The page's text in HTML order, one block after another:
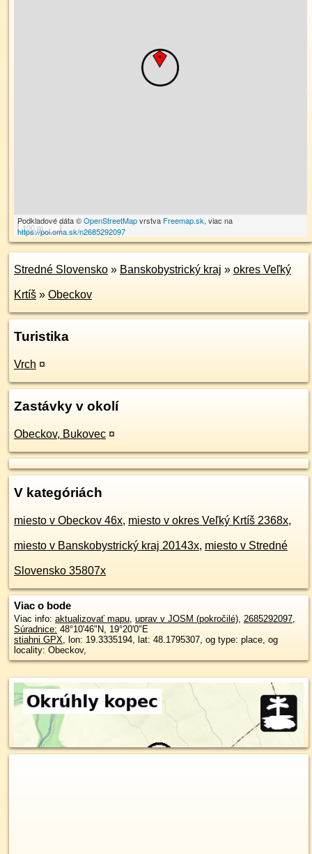
100 m
Podkladové dáta ©OpenStreetMapvrstva Freemap.sk, viac na
https://poi.oma.sk/n2685292097
Stredné Slovensko » Banskobystrický kraj » okres Veľký
Krtíš » Obeckov
Turistika
Vrch ¤
Zastávky v okolí
Obeckov, Bukovec ¤
V kategóriách
miesto v Obeckov 46x, miesto v okres Veľký Krtíš 2368x,
miesto v Banskobystrický kraj 20143x, miesto v Stredné
Slovensko 35807x
Viac o bode
Viac info: aktualizovať mapu, uprav v JOSM (pokročilé), 2685292097,
Súradnice: 48°10'46"N, 19°20'0"E
stiahni GPX, lon: 19.3335194, lat: 48.1795307, og type: place, og
locality: Obeckov,